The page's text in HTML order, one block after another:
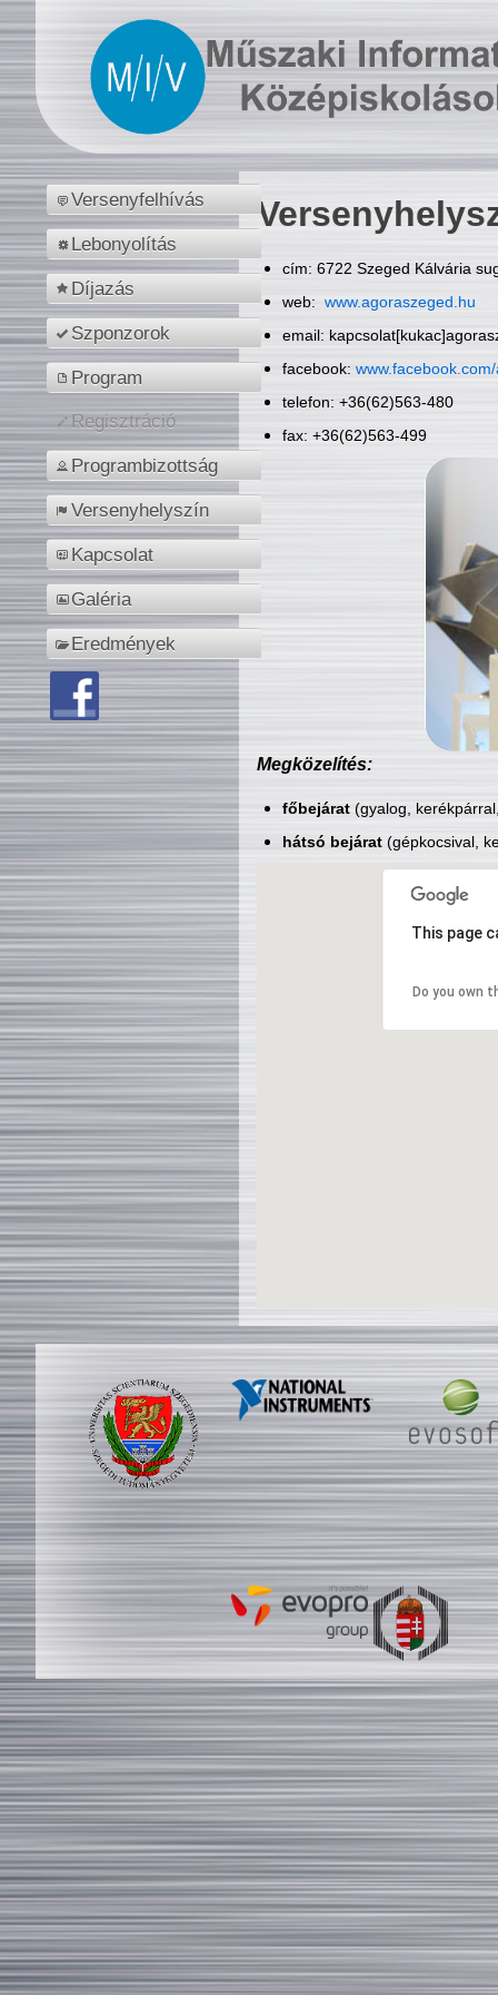
Versenyfelhívás
Lebonyolítás
Díjazás
Szponzorok
Program
Regisztráció
Programbizottság
Versenyhelyszín
Kapcsolat
Galéria
Eredmények
cím: 6722 Szeged Kálvária
web: www.agoraszeged.hu
email:
facebook:
telefon: +36(62)563-480
fax: +36(62)563-499
Megközelítés:
főbejárat(gyalog,
hátsó bejárat(gépkocsival,
This page
Do you own